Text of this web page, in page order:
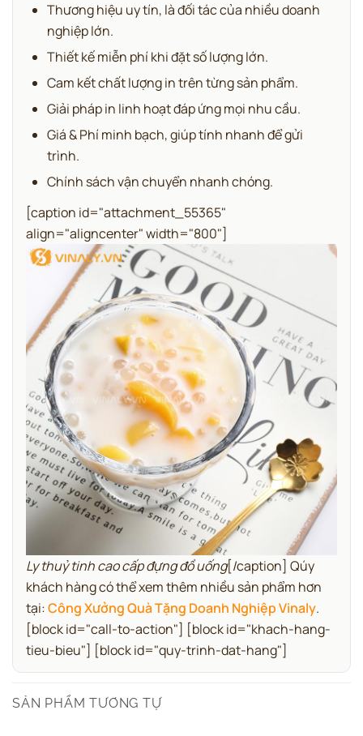
Thương hiệu uy tín, là đối tác của nhiều doanh
nghiệp lớn.
Thiết kế miễn phí khi đặt số lượng lớn.
Cam kết chất lượng in trên từng sản phẩm.
Giải pháp in linh hoạt đáp ứng mọi nhu cầu.
Giá & Phí minh bạch, giúp tính nhanh để gửi
trình.
Chính sách vận chuyển nhanh chóng.
[caption id="attachment_55365"
align="aligncenter" width="800"]
Ly thuỷ tinh cao cấp đựng đồ uống[/caption] Qúy
khách hàng có thể xem thêm nhiều sản phẩm hơn
tại:Công Xưởng Quà Tặng Doanh Nghiệp Vinaly.
[block id="call-to-action"] [block id="khach-hang-
tieu-bieu"] [block id="quy-trinh-dat-hang"]
SẢN PHẨM TƯƠNG TỰ